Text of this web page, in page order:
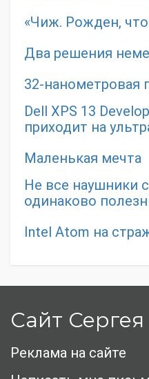
«Чиж. Рожден,
Два решения
32-нанометровая
Dell XPS 13
приходит на
Маленькая мечта
Не все наушники
одинаково
Intel Atom на
Сайт
Реклама на сайте